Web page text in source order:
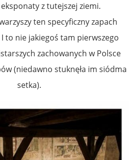
z tutejszej ziemi.
ten specyficzny zapach
to nie jakiegoś tam pierwszego
zachowanych w Polsce
(niedawno stuknęła im siódma
setka).